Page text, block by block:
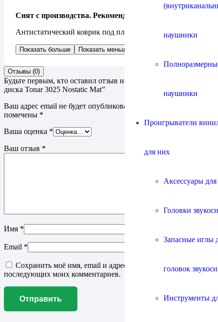
наушники
наушники
Проигрыватели
для них
Аксессуары
Головки
Запасные иглы
головок
Инструменты
Снят с производства. Рекомендуем
Антистатический коврик под пластинку.
Показать больше Показать меньше
Отзывы (0)
Будьте первым, кто оставил отзыв на “Коврик для опорного
диска Tonar 3025 Nostatic Mat”
Ваш адрес email не будет опубликован.
помечены *
Ваша оценка *
Ваш отзыв *
Имя *
Email *
Сохранить моё имя, email и адрес сайта в этом браузере для
последующих моих комментариев.